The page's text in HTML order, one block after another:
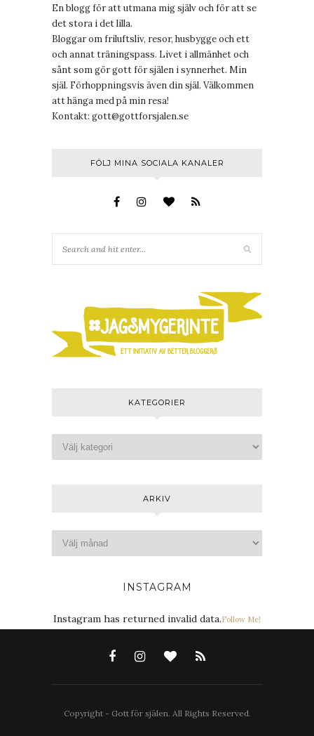
En blogg för att utmana mig själv och för att se
det stora i det lilla.
Bloggar om friluftsliv, resor, husbygge och ett
och annat träningspass. Livet i allmänhet och
sånt som gör gott för själen i synnerhet. Min
själ. Förhoppningsvis även din själ. Välkommen
att hänga med på min resa!
Kontakt: gott@gottforsjalen.se
FÖLJ MINA SOCIALA KANALER
KATEGORIER
ARKIV
INSTAGRAM
Instagram has returned invalid data.Follow Me!
Copyright - Gott för själen. All Rights Reserved.